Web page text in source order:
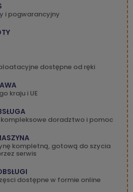
i pogwarancyjny
dostępne od ręki
kraju i UE
doradztwo i pomoc
kompletną, gotową do szycia
serwis
dostępne w formie online